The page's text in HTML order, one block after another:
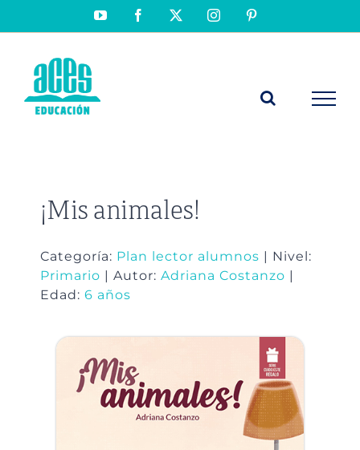
YouTubeFacebook Instagram
¡Mis animales!
Categoría: Plan lector alumnos | Nivel:
Primario | Autor: Adriana Costanzo
Edad: 6 años